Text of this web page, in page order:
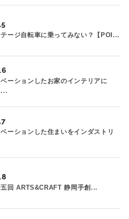
テージ自転車に乗ってみない？【POI...
ベーションしたお家のインテリアに
...
ベーションした住まいをインダストリ
回 ARTS&CRAFT 静岡手創...